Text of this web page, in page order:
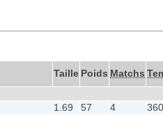
Taille Poids Matchs
1.69 57 4 360